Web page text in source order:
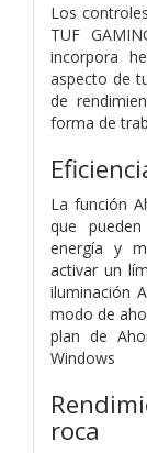
Los
TUF
incorpora
aspecto de
de
forma de
La función
que
energía y
activar un
iluminación
modo de
plan de
Windows
roca